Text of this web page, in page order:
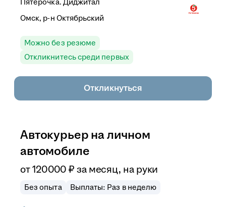
Пятёрочка. Диджитал
Омск, р-н Октябрьский
Можно без резюме
Откликнитесь среди первых
Откликнуться
Автокурьер на личном
автомобиле
от120 000 ₽ за месяц, на руки
Без опыта Выплаты: Раз в неделю